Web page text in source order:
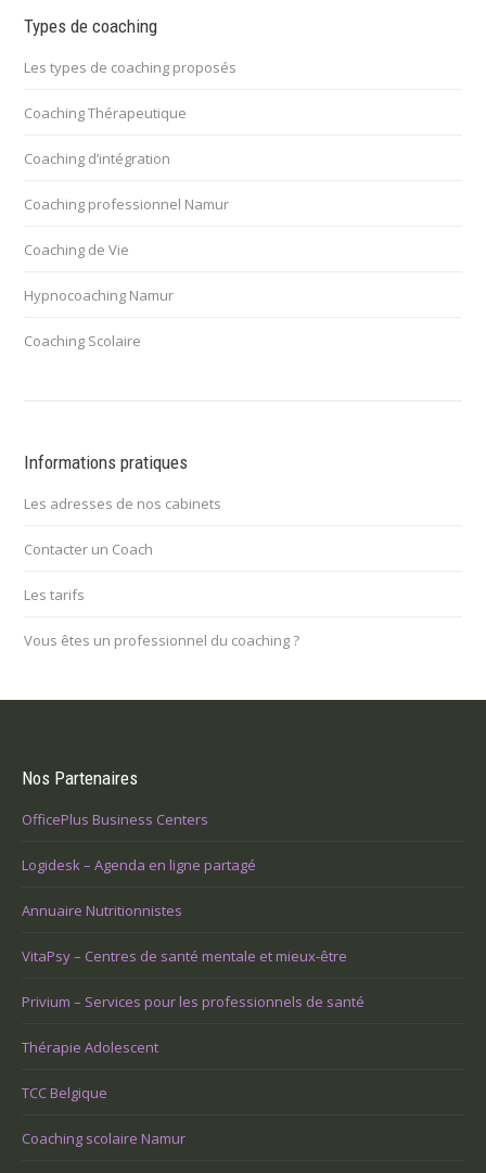
Types de coaching
Les types de coaching proposés
Coaching Thérapeutique
Coaching d’intégration
Coaching professionnel Namur
Coaching de Vie
Hypnocoaching Namur
Coaching Scolaire
Informations pratiques
Les adresses de nos cabinets
Contacter un Coach
Les tarifs
Vous êtes un professionnel du coaching ?
Nos Partenaires
OfficePlus Business Centers
Logidesk – Agenda en ligne partagé
Annuaire Nutritionnistes
VitaPsy – Centres de santé mentale et mieux-être
Privium – Services pour les professionnels de santé
Thérapie Adolescent
TCC Belgique
Coaching scolaire Namur